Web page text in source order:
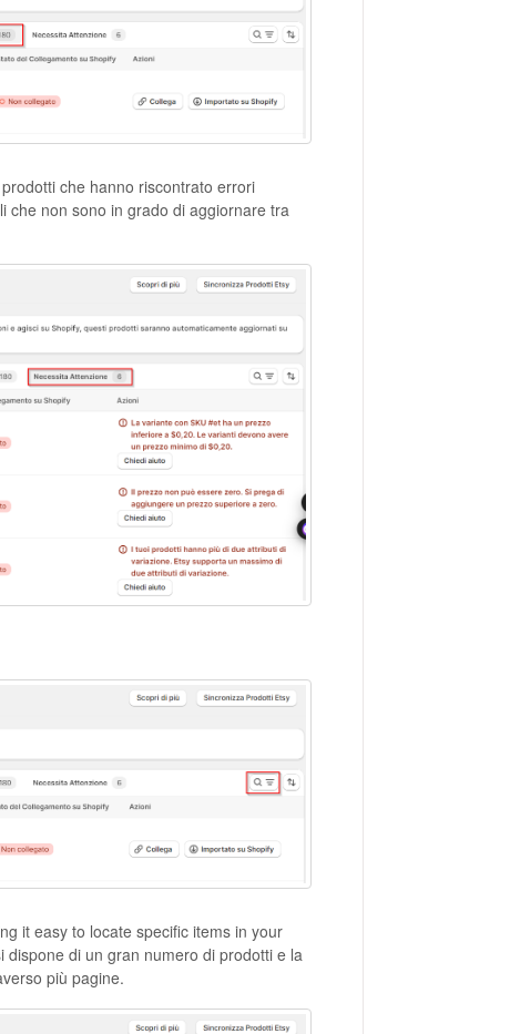
che hanno riscontrato errori
che non sono in grado di aggiornare tra
it easy to locate specific items in your
di un gran numero di prodotti e la
più pagine.